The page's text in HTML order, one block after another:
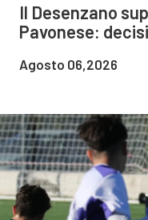
Il Desenzano
Pavonese:
Agosto 06,2026